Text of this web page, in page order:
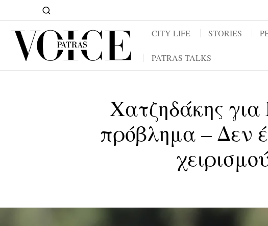
CITY LIFE STORIES
PATRAS TALKS
Χατζηδάκης
πρόβλημα – Δεν